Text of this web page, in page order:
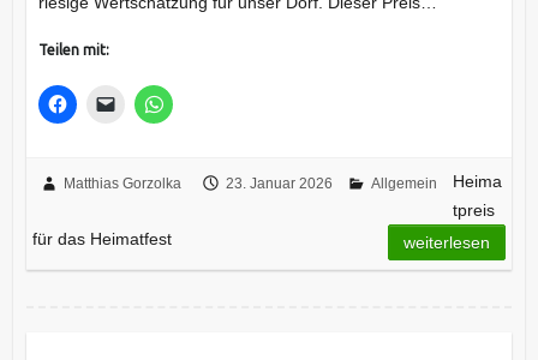
Teilen mit:
Matthias Gorzolka 23. Januar 2026 Allgemein
Heima
tpreis
für das Heimatfest
weiterlesen